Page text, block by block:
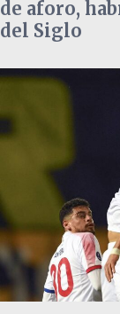
de aforo,
del Siglo